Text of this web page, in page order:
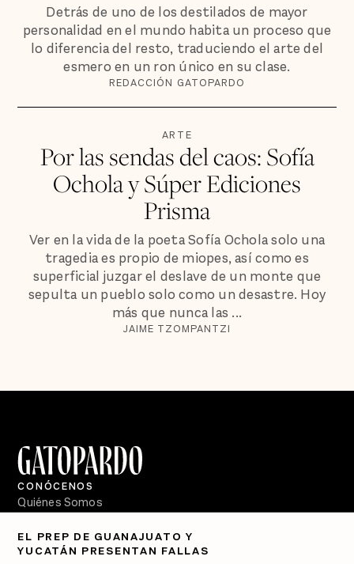
Detrás de uno de los destilados de mayor
personalidad en el mundo habita un proceso que
lo diferencia del resto, traduciendo el arte del
esmero en un ron único en su clase.
REDACCIÓN GATOPARDO
ARTE
Por las sendas del caos: Sofía
Ochola y Súper Ediciones
Prisma
Ver en la vida de la poeta Sofía Ochola solo una
tragedia es propio de miopes, así como es
superficial juzgar el deslave de un monte que
sepulta un pueblo solo como un desastre. Hoy
más que nunca las ...
JAIME TZOMPANTZI
EL PREP DE GUANAJUATO Y
YUCATÁN PRESENTAN FALLAS
CONÓCENOS
Quiénes Somos
PÓDCASTS